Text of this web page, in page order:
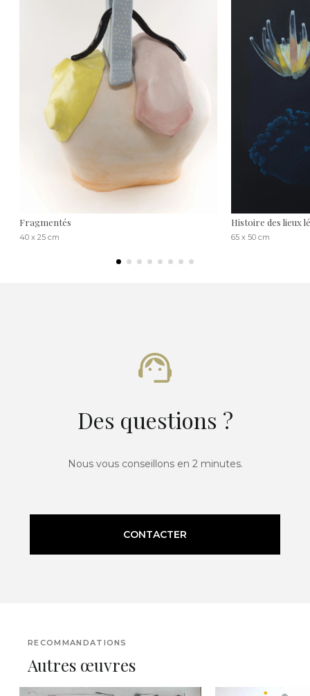
Fragmentés
40 x 25 cm
Histoire des lieux
65 x 50 cm
Des questions ?
Nous vous conseillons en 2 minutes.
CONTACTER
RECOMMANDATIONS
Autres œuvres